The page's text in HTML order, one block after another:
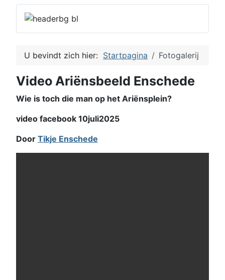
U bevindt zich hier: Startpagina Fotogalerij
Video Ariënsbeeld Enschede
Wie is toch die man op het Ariënsplein?
video facebook 10juli2025
Door Tikje Enschede